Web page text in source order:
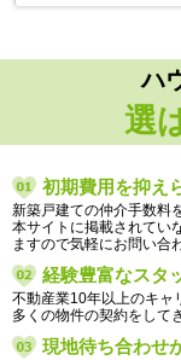
ハ
選
初期費用を抑え
新築戸建ての仲介手数料
本サイトに掲載されてい
ますので気軽にお問い合
経験豊富なスタ
不動産業10年以上のキャ
多くの物件の契約をして
現地待ち合わせ